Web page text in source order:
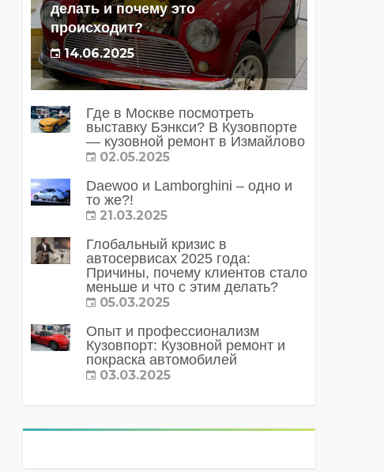
делать и почему это
происходит?
14.06.2025
Где в Москве посмотреть
выставку Бэнкси? В Кузовпорте
— кузовной ремонт в Измайлово
02.05.2025
Daewoo и Lamborghini – одно и
то же?!
21.03.2025
Глобальный кризис в
автосервисах 2025 года:
Причины, почему клиентов стало
меньше и что с этим делать?
05.03.2025
Опыт и профессионализм
Кузовпорт: Кузовной ремонт и
покраска автомобилей
03.03.2025